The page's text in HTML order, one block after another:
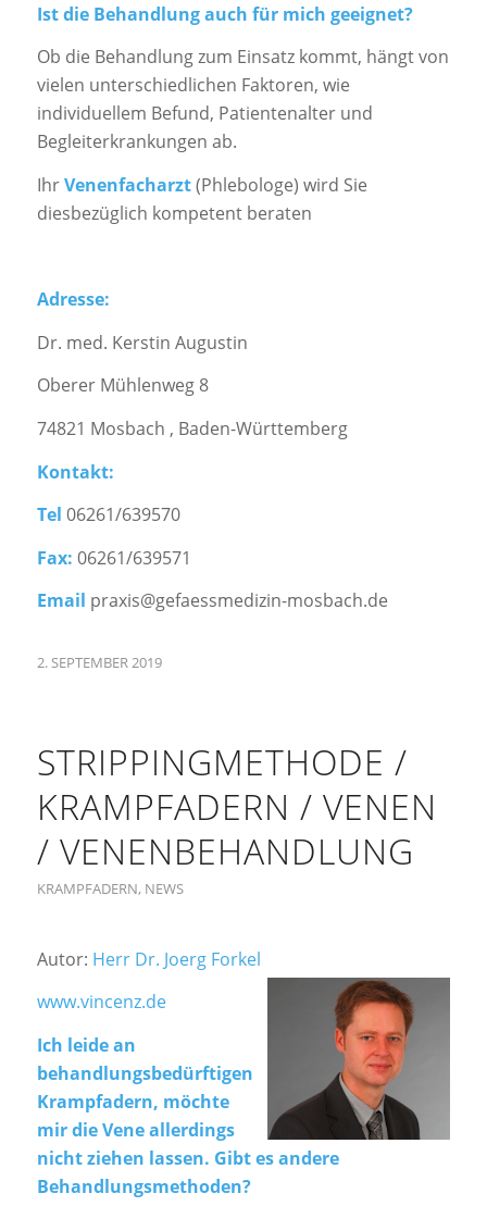
Ist die Behandlung auch für mich geeignet?
Ob die Behandlung zum Einsatz kommt, hängt von
vielen unterschiedlichen Faktoren, wie
individuellem Befund, Patientenalter und
Begleiterkrankungen ab.
IhrVenenfacharzt(Phlebologe) wird Sie
diesbezüglich kompetent beraten
Adresse:
Dr. med. Kerstin Augustin
Oberer Mühlenweg 8
74821 Mosbach , Baden-Württemberg
Kontakt:
Tel 06261/639570
Fax: 06261/639571
Email praxis@gefaessmedizin-mosbach.de
2. SEPTEMBER 2019
STRIPPINGMETHODE /
KRAMPFADERN / VENEN
/ VENENBEHANDLUNG
KRAMPFADERN, NEWS
Autor: Herr Dr. Joerg Forkel
www.vincenz.de
Ich leide an
behandlungsbedürftigen
Krampfadern, möchte
mir die Vene allerdings
nicht ziehen lassen. Gibt es andere
Behandlungsmethoden?